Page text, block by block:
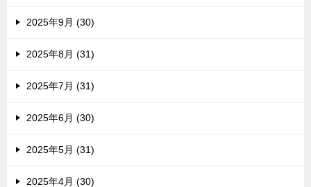
2025年9月 (30)
2025年8月 (31)
2025年7月 (31)
2025年6月 (30)
2025年5月 (31)
2025年4月 (30)